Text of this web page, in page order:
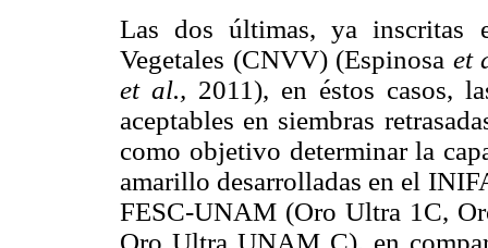
Las dos últimas, ya inscritas
Vegetales (CNVV) (Espinosa et
et al., 2011), en éstos casos,
aceptables en siembras
como objetivo determinar la
amarillo desarrolladas en el
FESC-UNAM (Oro Ultra 1C,
Oro Ultra UNAM C), en